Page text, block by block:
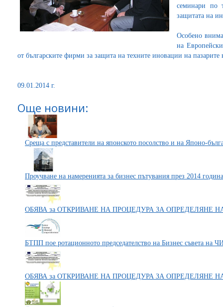
семинари по
защитата на
Особено
на
от българските фирми за защита на техните иновации на пазарите
09.01.2014 г.
Още новини:
Среща с представители на японското посолство и на Японо-
Проучване на намеренията за бизнес пътувания през 2014 година
ОБЯВА за ОТКРИВАНЕ НА ПРОЦЕДУРА ЗА ОПРЕДЕЛЯНЕ
БТПП пое ротационното председателство на Бизнес съвета на
ОБЯВА за ОТКРИВАНЕ НА ПРОЦЕДУРА ЗА ОПРЕДЕЛЯНЕ